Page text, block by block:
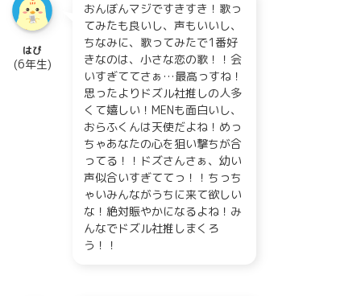
はぴ
(6年生)
おんぼんマジですきすき！歌っ
てみたも良いし、声もいいし、
ちなみに、歌ってみたで1番好
きなのは、小さな恋の歌！！会
いすぎててさぁ…最高っすね！
思ったよりドズル社推しの人多
くて嬉しい！MENも面白いし、
おらふくんは天使だよね！めっ
ちゃあなたの心を狙い撃ちが合
ってる！！ドズさんさぁ、幼い
声似合いすぎててっ！！ちっち
ゃいみんながうちに来て欲しい
な！絶対賑やかになるよね！み
んなでドズル社推しまくろ
う！！